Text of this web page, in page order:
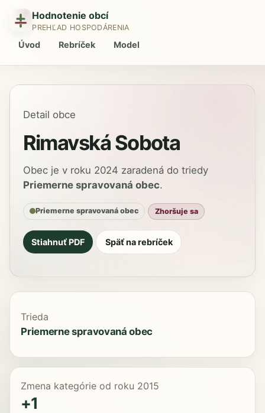
Hodnotenie obcí
PREHĽAD HOSPODÁRENIA
Úvod Rebríček Model
Detail obce
Rimavská Sobota
Obec je v roku 2024 zaradená do triedy
Priemerne spravovaná obec.
Priemerne spravovaná obec Zhoršuje sa
Stiahnuť PDF Späť na rebríček
Trieda
Priemerne spravovaná obec
Zmena kategórie od roku 2015
+1